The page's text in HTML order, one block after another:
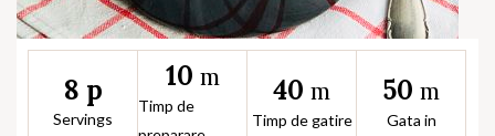
8 p
Servings
10 m
Timp de
40 m
Timp de gatire
50 m
Gata in